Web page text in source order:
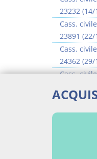
23232
Cass.
23891
Cass.
24362
Cass.
Cass.
25296
>> Vai